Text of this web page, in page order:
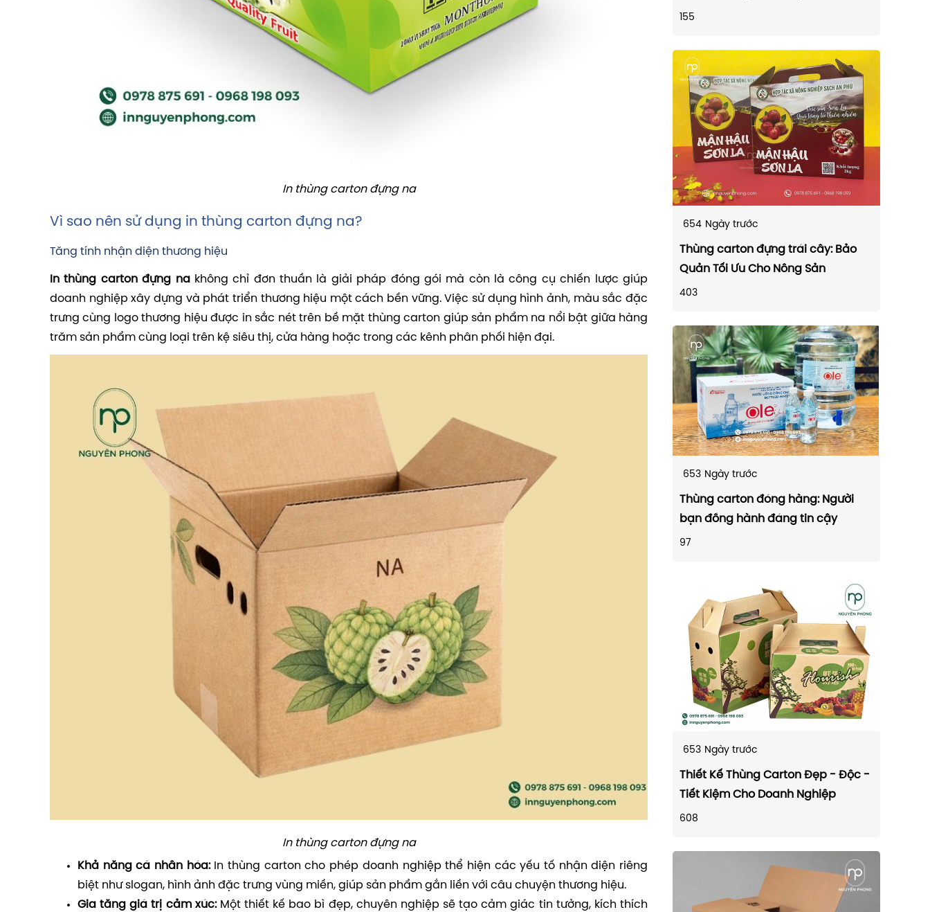
In thùng carton đựng na
Vì sao nên sử dụng in thùng carton đựng na?
Tăng tính nhận diện thương hiệu
In thùng carton đựng nakhông chỉ đơn thuần là giải pháp đóng gói mà còn là công cụ chiến lược giúp
doanh nghiệp xây dựng và phát triển thương hiệu một cách bền vững. Việc sử dụng hình ảnh, màu sắc đặc
trưng cùng logo thương hiệu được in sắc nét trên bề mặt thùng carton giúp sản phẩm na nổi bật giữa hàng
trăm sản phẩm cùng loại trên kệ siêu thị, cửa hàng hoặc trong các kênh phân phối hiện đại.
In thùng carton đựng na
Khả năng cá nhân hóa:In thùng carton cho phép doanh nghiệp thể hiện các yếu tố nhận diện riêng
biệt như slogan, hình ảnh đặc trưng vùng miền, giúp sản phẩm gắn liền với câu chuyện thương hiệu.
Gia tăng giá trị cảm xúc:Một thiết kế bao bì đẹp, chuyên nghiệp sẽ tạo cảm giác tin tưởng, kích thích
155
654 Ngày trước
Thùng carton đựng trái cây: Bảo
Quản Tối Ưu Cho Nông Sản
403
653 Ngày trước
Thùng carton đóng hàng: Người
bạn đồng hành đáng tin cậy
97
653 Ngày trước
Thiết Kế Thùng Carton Đẹp - Độc -
Tiết Kiệm Cho Doanh Nghiệp
608